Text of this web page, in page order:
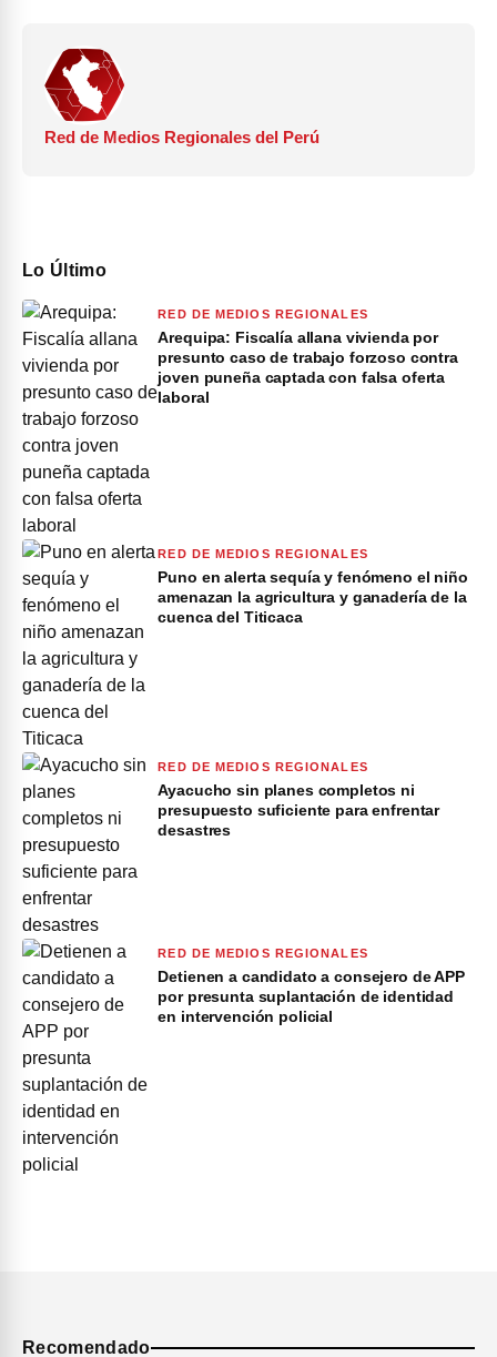
Red de Medios Regionales del Perú
Lo Último
RED DE MEDIOS REGIONALES
Arequipa: Fiscalía allana vivienda por
presunto caso de trabajo forzoso contra
joven puneña captada con falsa oferta
laboral
RED DE MEDIOS REGIONALES
Puno en alerta sequía y fenómeno el niño
amenazan la agricultura y ganadería de la
cuenca del Titicaca
RED DE MEDIOS REGIONALES
Ayacucho sin planes completos ni
presupuesto suficiente para enfrentar
desastres
RED DE MEDIOS REGIONALES
Detienen a candidato a consejero de APP
por presunta suplantación de identidad
en intervención policial
Recomendado